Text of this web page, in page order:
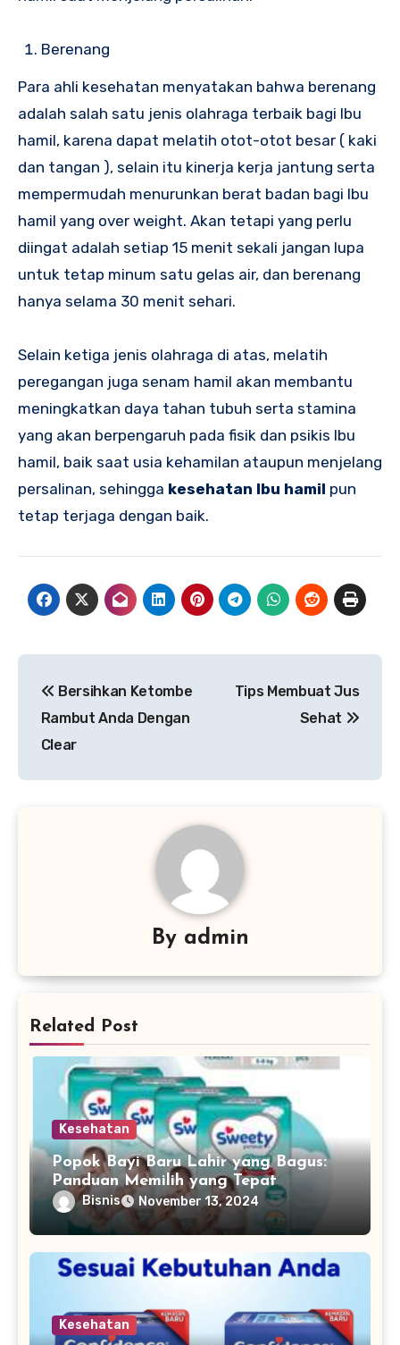
Berenang
Para ahli kesehatan menyatakan bahwa berenang
adalah salah satu jenis olahraga terbaik bagi Ibu
hamil, karena dapat melatih otot-otot besar ( kaki
dan tangan ), selain itu kinerja kerja jantung serta
mempermudah menurunkan berat badan bagi Ibu
hamil yang over weight. Akan tetapi yang perlu
diingat adalah setiap 15 menit sekali jangan lupa
untuk tetap minum satu gelas air, dan berenang
hanya selama 30 menit sehari.
Selain ketiga jenis olahraga di atas, melatih
peregangan juga senam hamil akan membantu
meningkatkan daya tahan tubuh serta stamina
yang akan berpengaruh pada fisik dan psikis Ibu
hamil, baik saat usia kehamilan ataupun menjelang
persalinan, sehingga kesehatan Ibu hamil pun
tetap terjaga dengan baik.
pos
Bersihkan Ketombe
Rambut Anda Dengan
Clear
Tips Membuat Jus
Sehat
By admin
Related Post
Kesehatan
Popok Bayi Baru Lahir yang Bagus:
Panduan Memilih yang Tepat
Bisnis November 13, 2024
Kesehatan